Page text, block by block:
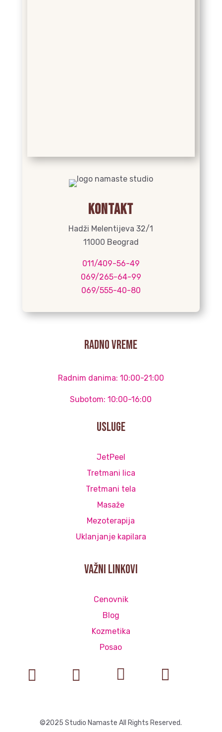
Kontakt
Hadži Melentijeva 32/1
11000 Beograd
011/409-56-49
069/265-64-99
069/555-40-80
radno vreme
Radnim danima: 10:00-21:00
Subotom: 10:00-16:00
Usluge
JetPeel
Tretmani lica
Tretmani tela
Masaže
Mezoterapija
Uklanjanje kapilara
važni linkovi
Cenovnik
Blog
Kozmetika
Posao
   
©2025 Studio Namaste All Rights Reserved.